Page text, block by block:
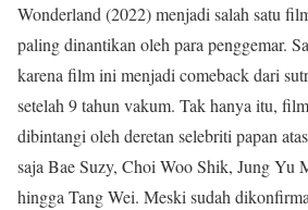
Wonderland (2022) menjadi salah satu
paling dinantikan oleh para penggemar.
karena film ini menjadi comeback dari
setelah 9 tahun vakum. Tak hanya itu,
dibintangi oleh deretan selebriti papan
saja Bae Suzy, Choi Woo Shik, Jung Yu
hingga Tang Wei. Meski sudah